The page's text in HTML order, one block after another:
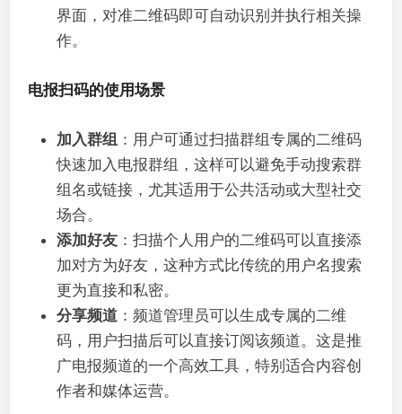
界面，对准二维码即可自动识别并执行相关操
作。
电报扫码的使用场景
加入群组 ：用户可通过扫描群组专属的二维码
快速加入电报群组，这样可以避免手动搜索群
组名或链接，尤其适用于公共活动或大型社交
场合。
添加好友 ：扫描个人用户的二维码可以直接添
加对方为好友，这种方式比传统的用户名搜索
更为直接和私密。
分享频道 ：频道管理员可以生成专属的二维
码，用户扫描后可以直接订阅该频道。这是推
广电报频道的一个高效工具，特别适合内容创
作者和媒体运营。